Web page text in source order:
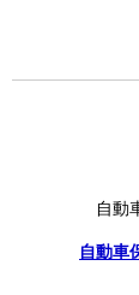
自動
自動車